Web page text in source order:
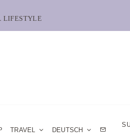
LIFESTYLE
TRAVEL DEUTSCH